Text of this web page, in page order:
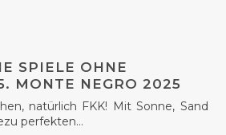
SPIELE OHNE
MONTE NEGRO 2025
natürlich FKK! Mit Sonne, Sand
perfekten…